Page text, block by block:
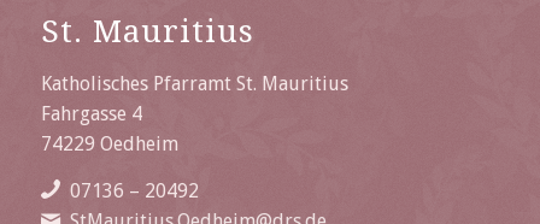
St. Mauritius
Katholisches Pfarramt St. Mauritius
Fahrgasse 4
74229 Oedheim
07136 – 20492